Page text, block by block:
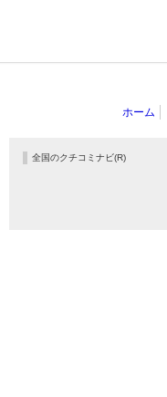
ホーム
全国のクチコミナビ(R)